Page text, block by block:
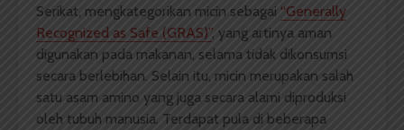
Serikat, mengkategorikan micin sebagai “Generally
Recognized as Safe (GRAS)”, yang artinya aman
digunakan pada makanan, selama tidak dikonsumsi
secara berlebihan. Selain itu, micin merupakan salah
satu asam amino yang juga secara alami diproduksi
oleh tubuh manusia. Terdapat pula di beberapa